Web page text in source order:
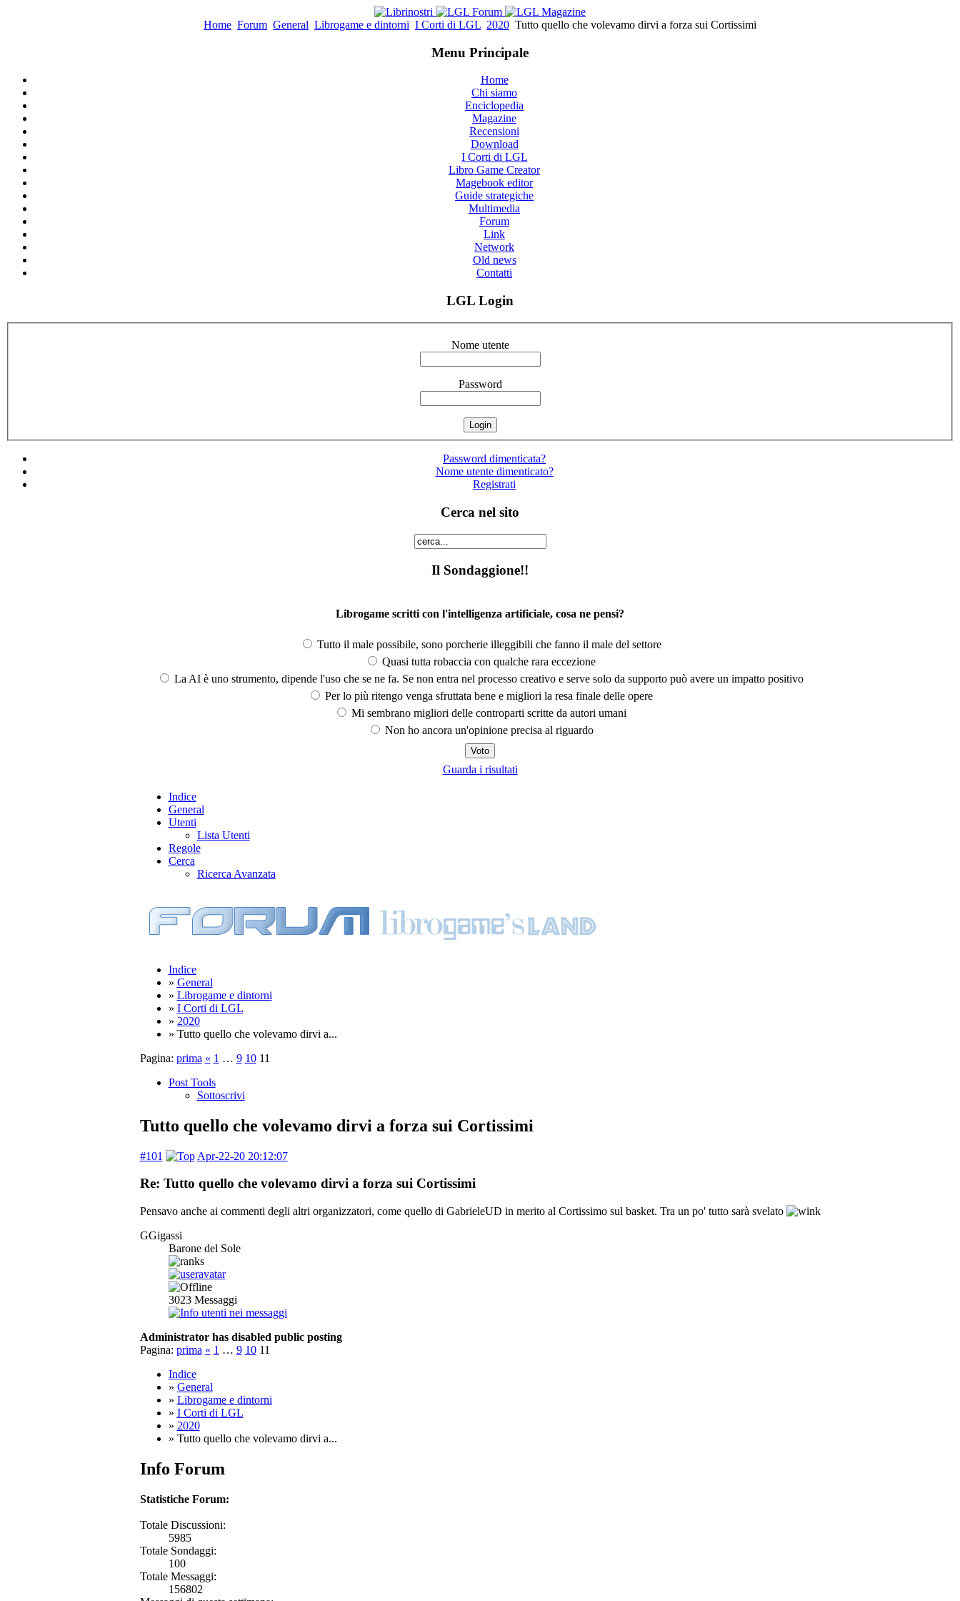
Home Forum General Librogame e dintorni I Corti di LGL 2020 Tutto quello che volevamo dirvi a forza sui Cortissimi
Menu Principale
Home
Chi siamo
Enciclopedia
Magazine
Recensioni
Download
I Corti di LGL
Libro Game Creator
Magebook editor
Guide strategiche
Multimedia
Forum
Link
Network
Old news
Contatti
LGL Login
Nome utente
Password
Password dimenticata?
Nome utente dimenticato?
Registrati
Cerca nel sito
Il Sondaggione!!
Librogame scritti con l'intelligenza artificiale, cosa ne pensi?
Tutto il male possibile, sono porcherie illeggibili che fanno il male del settore
Quasi tutta robaccia con qualche rara eccezione
La AI è uno strumento, dipende l'uso che se ne fa. Se non entra nel processo creativo e serve solo da supporto può avere un impatto positivo
Per lo più ritengo venga sfruttata bene e migliori la resa finale delle opere
Mi sembrano migliori delle controparti scritte da autori umani
Non ho ancora un'opinione precisa al riguardo
Guarda i risultati
Indice
General
Utenti
Lista Utenti
Regole
Cerca
Ricerca Avanzata
Indice
» General
» Librogame e dintorni
» I Corti di LGL
» 2020
» Tutto quello che volevamo dirvi a...
Pagina: prima « 1 … 9 10 11
Post Tools
Sottoscrivi
Tutto quello che volevamo dirvi a forza sui Cortissimi
#101 Apr-22-20 20:12:07
Re: Tutto quello che volevamo dirvi a forza sui Cortissimi
Pensavo anche ai commenti degli altri organizzatori, come quello di GabrieleUD in merito al Cortissimo sul basket. Tra un po' tutto sarà svelato
GGigassi
Barone del Sole
3023Messaggi
Administrator has disabled public posting
Pagina: prima « 1 … 9 10 11
Indice
» General
» Librogame e dintorni
» I Corti di LGL
» 2020
» Tutto quello che volevamo dirvi a...
Info Forum
Statistiche Forum:
Totale Discussioni:
5985
Totale Sondaggi:
100
Totale Messaggi:
156802